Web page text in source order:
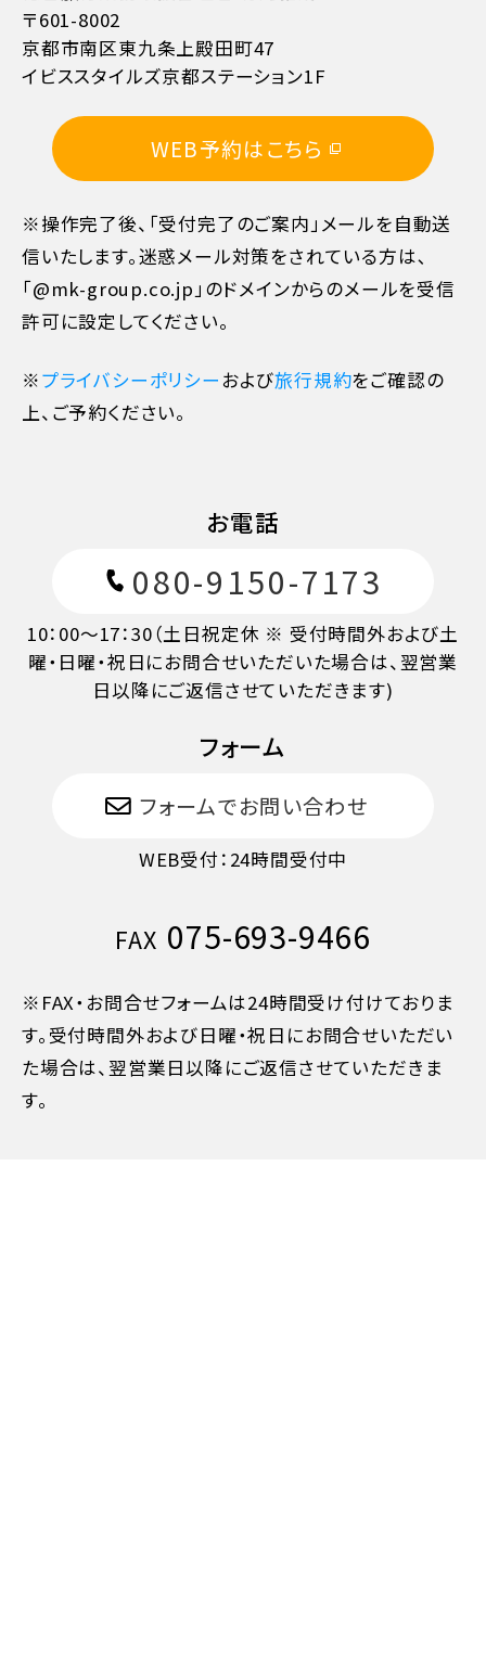
11日目に当たる日以前
10日目に当たる日以前
7日目に当たる日以前 30%
旅行開始日の前日 40%
旅行開始日の当日 50%
〒601-8002
京都市南区東九条上殿田町47
イビススタイルズ京都ステーション1F
WEB予約はこちら
※操作完了後、「受付完了のご案内」メールを自動送
信いたします。迷惑メール対策をされている方は､
「@mk-group.co.jp」のドメインからのメールを受信
許可に設定してください。
※プライバシーポリシーおよび旅行規約をご確認の
上、ご予約ください。
お電話
080-9150-7173
10：00～17：30（土日祝定休 ※ 受付時間外および土
曜・日曜・祝日にお問合せいただいた場合は、翌営業
日以降にご返信させていただきます)
フォーム
フォームでお問い合わせ
WEB受付：24時間受付中
FAX 075-693-9466
※FAX・お問合せフォームは24時間受け付けておりま
す。受付時間外および日曜・祝日にお問合せいただい
た場合は、翌営業日以降にご返信させていただきま
す。